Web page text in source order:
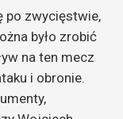
po zwycięstwie,
było zrobić
na ten mecz
i obronie.